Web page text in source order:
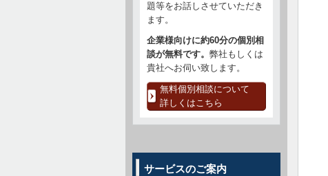
題等をお話しさせていただき
ます。
企業様向けに約60分の個別相
談が無料です。 弊社もしくは
貴社へお伺い致します。
無料個別相談について
詳しくはこちら
サービスのご案内